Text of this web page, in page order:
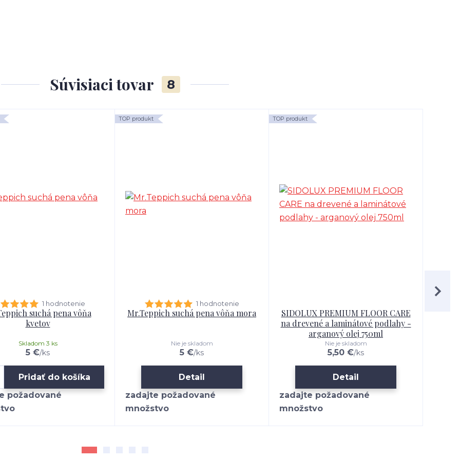
Súvisiaci tovar 8
1 hodnotenie
suchá pena vôňa
kvetov
5 €/ks
Skladom 3 ks
Pridať do košíka
TOP produkt
1 hodnotenie
Mr.Teppich suchá pena vôňa mora
5 €/ks
Nie je skladom
Detail
TOP produkt
SIDOLUX PREMIUM FLOOR CARE
na drevené a laminátové podlahy -
arganový olej 750ml
5,50 €/ks
Nie je skladom
Detail